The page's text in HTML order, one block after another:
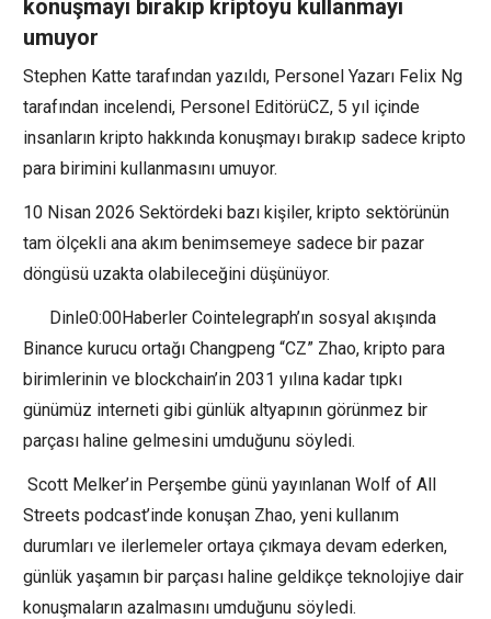
konuşmayı bırakıp kriptoyu kullanmayı
umuyor
Stephen Katte tarafından yazıldı, Personel Yazarı Felix Ng
tarafından incelendi, Personel EditörüCZ, 5 yıl içinde
insanların kripto hakkında konuşmayı bırakıp sadece kripto
para birimini kullanmasını umuyor.
10 Nisan 2026 Sektördeki bazı kişiler, kripto sektörünün
tam ölçekli ana akım benimsemeye sadece bir pazar
döngüsü uzakta olabileceğini düşünüyor.
Dinle0:00Haberler Cointelegraph’ın sosyal akışında
Binance kurucu ortağı Changpeng “CZ” Zhao, kripto para
birimlerinin ve blockchain’in 2031 yılına kadar tıpkı
günümüz interneti gibi günlük altyapının görünmez bir
parçası haline gelmesini umduğunu söyledi.
Scott Melker’in Perşembe günü yayınlanan Wolf of All
Streets podcast’inde konuşan Zhao, yeni kullanım
durumları ve ilerlemeler ortaya çıkmaya devam ederken,
günlük yaşamın bir parçası haline geldikçe teknolojiye dair
konuşmaların azalmasını umduğunu söyledi.